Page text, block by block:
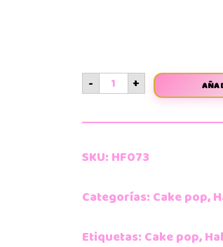
- +
SKU: HF073
Categorías: Cake pop,
Etiquetas: Cake pop,